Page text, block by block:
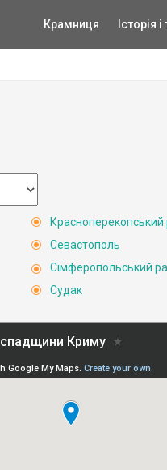
Крамниця Історія
Красноперекопський
Севастополь
Сімферопольський
Судак